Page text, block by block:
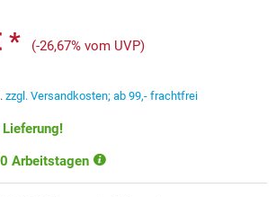
*
(-26,67% vom UVP)
zzgl. Versandkosten; ab 99,- frachtfrei
Arbeitstagen